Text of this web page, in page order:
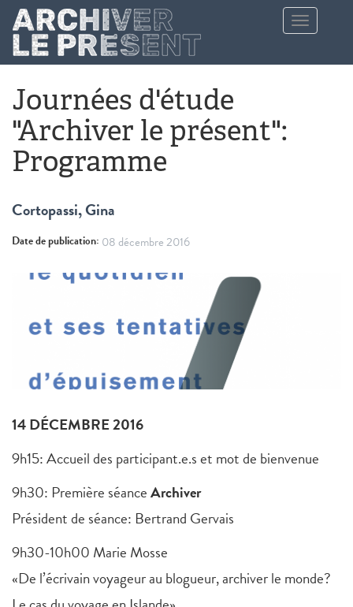
Aller au contenu principal
Toggle
navigation
Journées d'étude
"Archiver le présent":
Programme
Cortopassi, Gina
Date de publication: 08 décembre 2016
14 DÉCEMBRE 2016
9h15: Accueil des participant.e.s et mot de bienvenue
9h30: Première séanceArchiver
Président de séance: Bertrand Gervais
9h30-10h00 Marie Mosse
«De l’écrivain voyageur au blogueur, archiver le monde?